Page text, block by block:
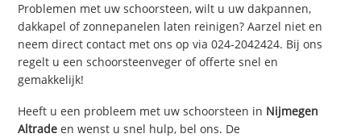
Problemen met uw schoorsteen, wilt u uw dakpannen,
dakkapel of zonnepanelen laten reinigen? Aarzel niet en
neem direct contact met ons op via 024-2042424. Bij ons
regelt u een schoorsteenveger of offerte snel en
gemakkelijk!
Heeft u een probleem met uw schoorsteen in Nijmegen
Altrade en wenst u snel hulp, bel ons. De